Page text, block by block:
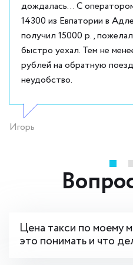
дождалась... С
14300 из Евпатории в
получил 15000 р.,
быстро уехал. Тем не
рублей на обратную
неудобство.
Игорь
Цена такси по моему
это понимать и что